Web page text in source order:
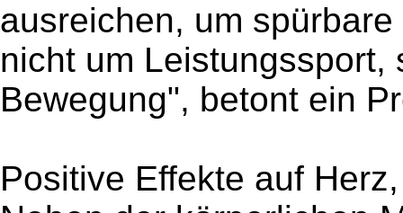
ausreichen, um
nicht um
Bewegung", betont ein
Positive Effekte auf